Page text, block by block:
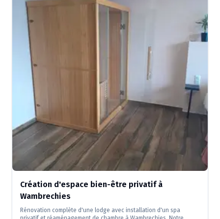
Création d'espace bien-être privatif à
Wambrechies
Rénovation complète d'une lodge avec installation d'un spa